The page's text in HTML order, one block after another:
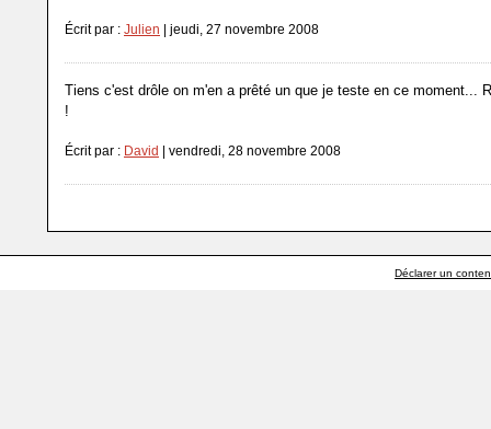
Écrit par : Julien | jeudi, 27 novembre 2008
Tiens c'est drôle on m'en a prêté un que je teste en ce moment...
!
Écrit par : David | vendredi, 28 novembre 2008
Déclarer un